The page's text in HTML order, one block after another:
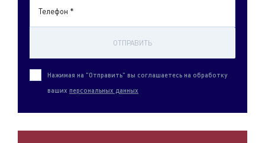
Телефон *
ОТПРАВИТЬ
Нажимая на "Отправить" вы соглашаетесь на обработку
ваших персональных данных